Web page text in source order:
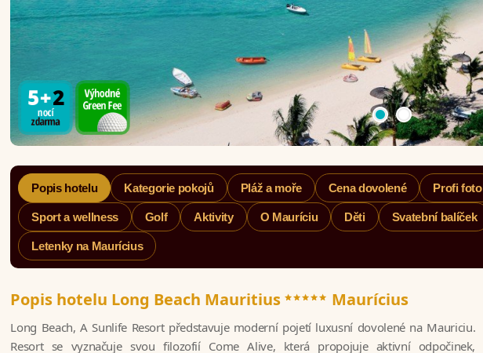
Popis hotelu Kategorie pokojů Pláž a moře Cena dovolené Profi foto
Sport a wellness Golf Aktivity O Mauríciu Děti Svatební balíček
Letenky na Maurícius
Popis hotelu Long Beach Mauritius***** Maurícius
Long Beach, A Sunlife Resort představuje moderní pojetí luxusní dovolené na Mauriciu.
Resort se vyznačuje svou filozofií Come Alive, která propojuje aktivní odpočinek,